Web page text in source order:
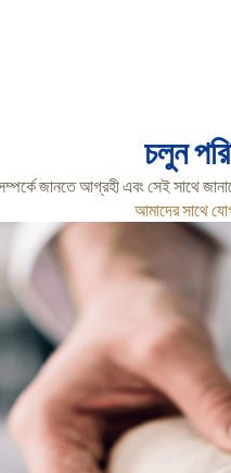
চলুন
জানতে আগ্রহী এবং সেই সাথে
আমাদের সাথে